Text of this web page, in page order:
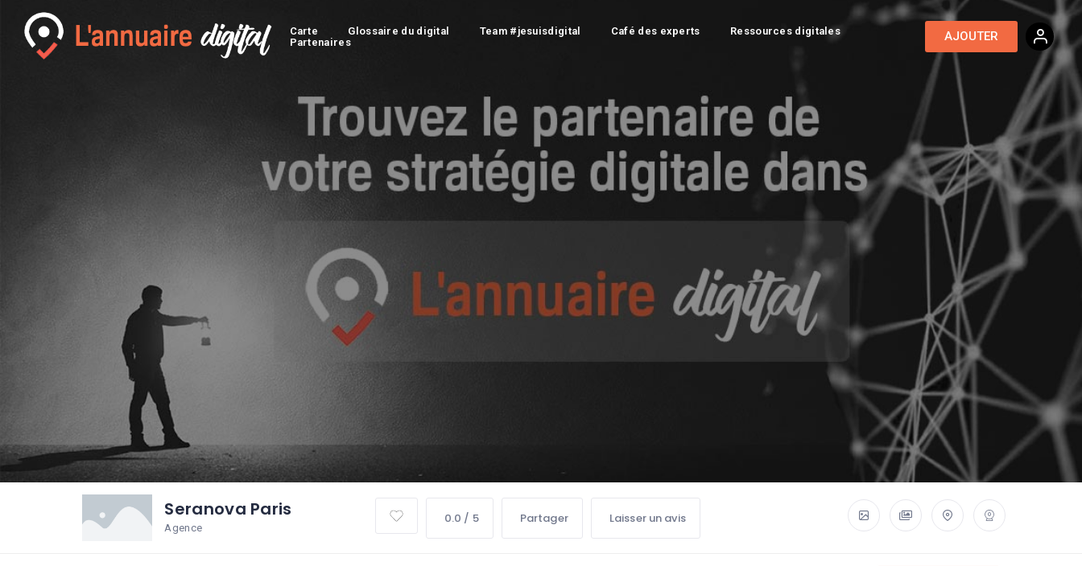
Carte Glossaire du digital Team #jesuisdigital Café des experts
Ressources digitales
Partenaires
AJOUTER
Seranova Paris
Agence
0.0 / 5 Partager Laisser un avis